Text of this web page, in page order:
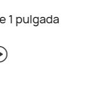
1 pulgada